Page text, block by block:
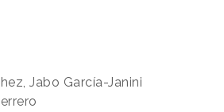
Jabo García-Janini